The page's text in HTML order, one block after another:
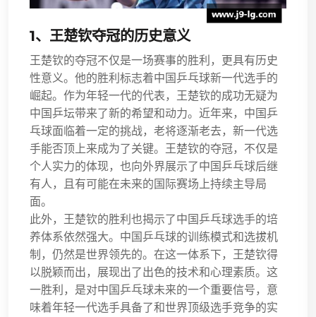
1、王楚钦夺冠的历史意义
王楚钦的夺冠不仅是一场赛事的胜利，更具有历史
性意义。他的胜利标志着中国乒乓球新一代选手的
崛起。作为年轻一代的代表，王楚钦的成功无疑为
中国乒坛带来了新的希望和动力。近年来，中国乒
乓球面临着一定的挑战，老将逐渐老去，新一代选
手能否顶上来成为了关键。王楚钦的夺冠，不仅是
个人实力的体现，也向外界展示了中国乒乓球后继
有人，且有可能在未来的国际赛场上持续主导局
面。
此外，王楚钦的胜利也揭示了中国乒乓球选手的培
养体系依然强大。中国乒乓球的训练模式和选拔机
制，仍然是世界领先的。在这一体系下，王楚钦得
以脱颖而出，展现出了出色的技术和心理素质。这
一胜利，是对中国乒乓球未来的一个重要信号，意
味着年轻一代选手具备了和世界顶级选手竞争的实